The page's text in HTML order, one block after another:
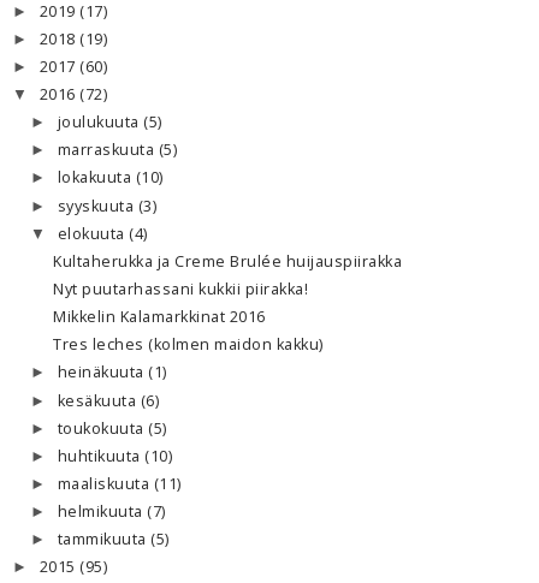
► 2019 (17)
► 2018 (19)
► 2017 (60)
▼ 2016 (72)
► joulukuuta (5)
► marraskuuta (5)
► lokakuuta (10)
► syyskuuta (3)
▼ elokuuta (4)
Kultaherukka ja Creme Brulée huijauspiirakka
Nyt puutarhassani kukkii piirakka!
Mikkelin Kalamarkkinat 2016
Tres leches (kolmen maidon kakku)
► heinäkuuta (1)
► kesäkuuta (6)
► toukokuuta (5)
► huhtikuuta (10)
► maaliskuuta (11)
► helmikuuta (7)
► tammikuuta (5)
► 2015 (95)